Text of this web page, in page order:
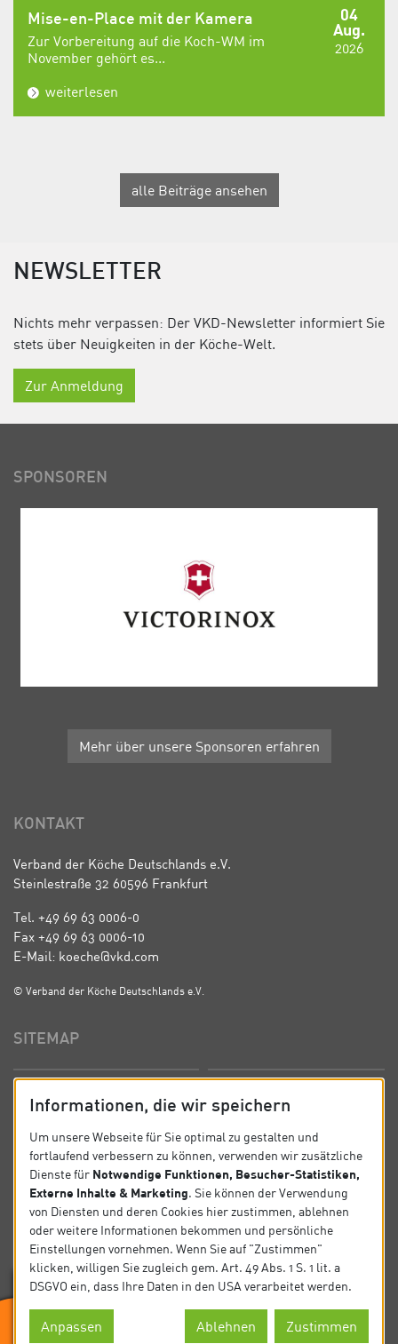
04
Aug.
2026
Mise-en-Place mit der Kamera
Zur Vorbereitung auf die Koch-WM im
November gehört es...
weiterlesen
alle Beiträge ansehen
NEWSLETTER
Nichts mehr verpassen: Der VKD-Newsletter informiert Sie
stets über Neuigkeiten in der Köche-Welt.
Zur Anmeldung
SPONSOREN
Mehr über unsere Sponsoren erfahren
KONTAKT
Verband der Köche Deutschlands e.V.
Steinlestraße 32 60596 Frankfurt
Tel. +49 69 63 0006-0
Fax +49 69 63 0006-10
E-Mail: koeche@vkd.com
© Verband der Köche Deutschlands e.V.
SITEMAP
News Kontakt
Datenschutz Impressum
SOCIAL
Folgen Sie uns auf Social Media.
Informationen, die wir speichern
Um unsere Webseite für Sie optimal zu gestalten und
fortlaufend verbessern zu können, verwenden wir zusätzliche
Dienste für Notwendige Funktionen, Besucher-Statistiken,
Externe Inhalte & Marketing. Sie können der Verwendung
von Diensten und deren Cookies hier zustimmen, ablehnen
oder weitere Informationen bekommen und persönliche
Einstellungen vornehmen. Wenn Sie auf "Zustimmen"
klicken, willigen Sie zugleich gem. Art. 49 Abs. 1 S. 1 lit. a
DSGVO ein, dass Ihre Daten in den USA verarbeitet werden.
Anpassen Ablehnen Zustimmen